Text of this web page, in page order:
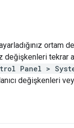
ortam
değişkenleri tekrar
Panel >
değişkenleri